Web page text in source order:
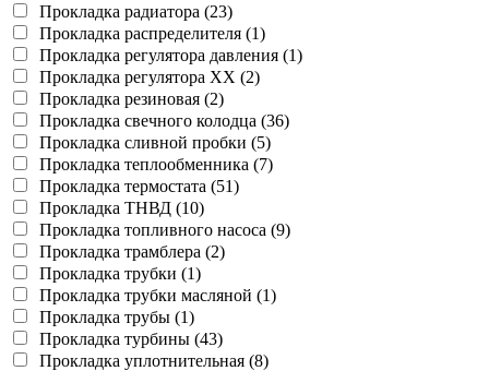
Прокладка радиатора (23)
Прокладка распределителя (1)
Прокладка регулятора давления (1)
Прокладка регулятора ХХ (2)
Прокладка резиновая (2)
Прокладка свечного колодца (36)
Прокладка сливной пробки (5)
Прокладка теплообменника (7)
Прокладка термостата (51)
Прокладка ТНВД (10)
Прокладка топливного насоса (9)
Прокладка трамблера (2)
Прокладка трубки (1)
Прокладка трубки масляной (1)
Прокладка трубы (1)
Прокладка турбины (43)
Прокладка уплотнительная (8)